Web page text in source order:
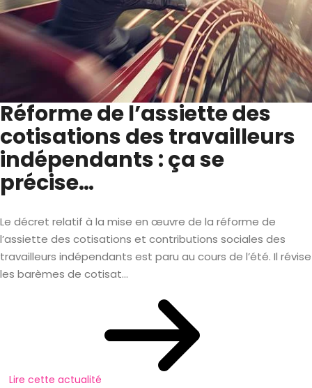
Réforme de l’assiette des
cotisations des travailleurs
indépendants : ça se
précise…
Le décret relatif à la mise en œuvre de la réforme de
l’assiette des cotisations et contributions sociales des
travailleurs indépendants est paru au cours de l’été. Il révise
les barèmes de cotisat...
Lire cette actualité